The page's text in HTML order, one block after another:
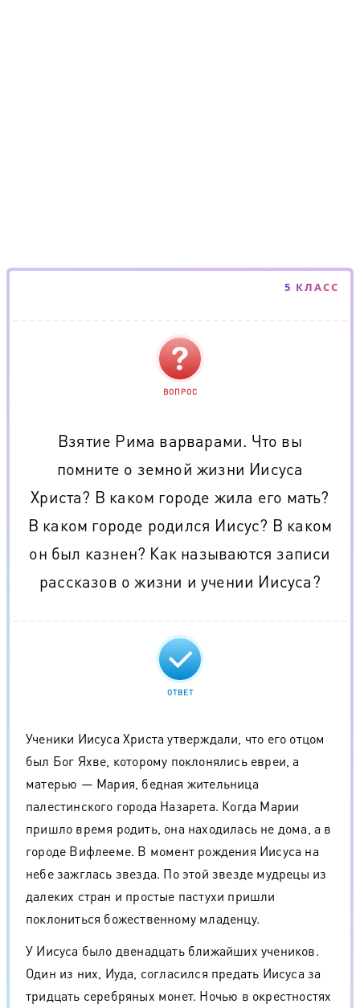
5 КЛАСС
ВОПРОС
Взятие Рима варварами. Что вы
помните о земной жизни Иисуса
Христа? В каком городе жила его мать?
В каком городе родился Иисус? В каком
он был казнен? Как называются записи
рассказов о жизни и учении Иисуса?
ОТВЕТ
Ученики Иисуса Христа утверждали, что его отцом
был Бог Яхве, которому поклонялись евреи, а
матерью — Мария, бедная жительница
палестинского города Назарета. Когда Марии
пришло время родить, она находилась не дома, а в
городе Вифлееме. В момент рождения Иисуса на
небе зажглась звезда. По этой звезде мудрецы из
далеких стран и простые пастухи пришли
поклониться божественному младенцу.
У Иисуса было двенадцать ближайших учеников.
Один из них, Иуда, согласился предать Иисуса за
тридцать серебряных монет. Ночью в окрестностях